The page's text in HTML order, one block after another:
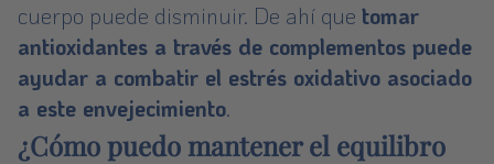
cuerpo puede disminuir. De ahí que tomar
antioxidantes a través de complementos puede
ayudar a combatir el estrés oxidativo asociado
a este envejecimiento.
¿Cómo puedo mantener el equilibro